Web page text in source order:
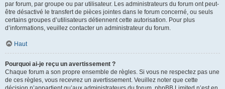
par forum, par groupe ou par utilisateur. Les administrateurs du forum ont peut-
être désactivé le transfert de pièces jointes dans le forum concerné, ou seuls
certains groupes d’utilisateurs détiennent cette autorisation. Pour plus
d’informations, veuillez contacter un administrateur du forum.
Haut
Pourquoi ai-je reçu un avertissement ?
Chaque forum a son propre ensemble de règles. Si vous ne respectez pas une
de ces règles, vous recevrez un avertissement. Veuillez noter que cette